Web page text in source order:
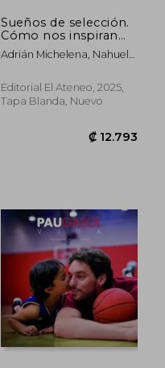
Sueños de selección.
Cómo nos inspiran
los campeones del
mundo
Adrián Michelena, Nahuel
Editorial El Ateneo, 2025,
Tapa Blanda, Nuevo